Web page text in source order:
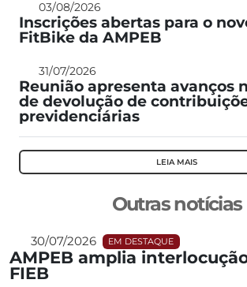
03/08/2026
Inscrições abertas para o
FitBike da AMPEB
31/07/2026
Reunião apresenta avanços
de devolução de
previdenciárias
LEIA MAIS
Outras notícias
30/07/2026 EM DESTAQUE
AMPEB amplia
FIEB